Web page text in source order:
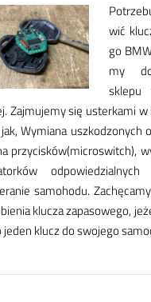
wić
go
my
skle­pu
Zaj­mu­je­my się uster­ka­mi
Wy­mia­na
przy­ci­sków(mi­cro­switch),
sa­mo­ho­du.
klu­cza za­pa­so­we­go,
je­den klucz do swo­je­go